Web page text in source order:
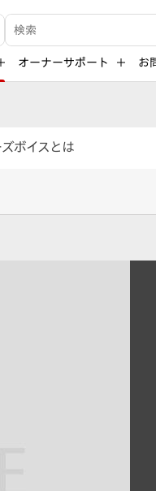
検索キーワード入力
オーナーサポート お
ボイスとは